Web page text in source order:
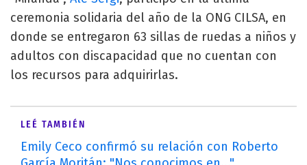
ceremonia solidaria del año de la ONG CILSA, en
donde se entregaron 63 sillas de ruedas a niños y
adultos con discapacidad que no cuentan con
los recursos para adquirirlas.
LEÉ TAMBIÉN
Emily Ceco confirmó su relación con Roberto